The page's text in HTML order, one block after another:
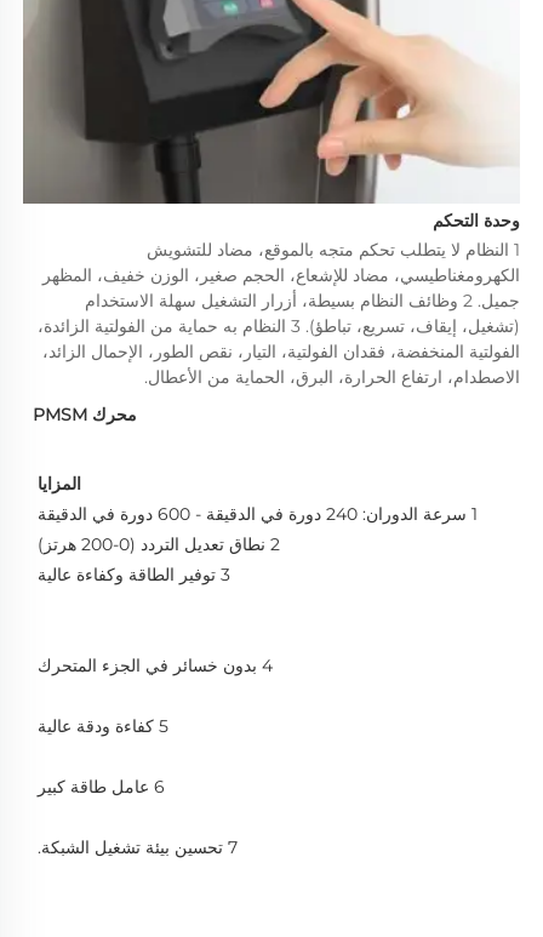
وحدة التحكم
الاصطدام، ارتفاع الحرارة، البرق، الحماية من الأعطال.
محرك PMSM
المزايا
1 سرعة الدوران: 240 دورة في الدقيقة - 600 دورة في الدقيقة
2 نطاق تعديل التردد (0-200 هرتز)
3 توفير الطاقة وكفاءة عالية
4 بدون خسائر في الجزء المتحرك
5 كفاءة ودقة عالية
6 عامل طاقة كبير
7 تحسين بيئة تشغيل الشبكة.